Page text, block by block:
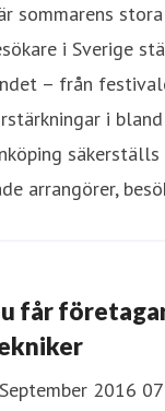
sommarens
i Sverige
– från
i
arrangörer,
får
2016